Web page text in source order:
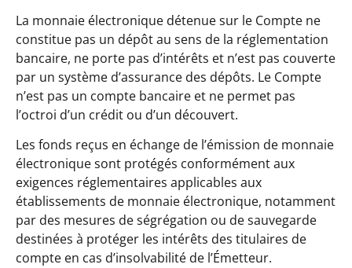
La monnaie électronique détenue sur le Compte ne
constitue pas un dépôt au sens de la réglementation
bancaire, ne porte pas d’intérêts et n’est pas couverte
par un système d’assurance des dépôts. Le Compte
n’est pas un compte bancaire et ne permet pas
l’octroi d’un crédit ou d’un découvert.
Les fonds reçus en échange de l’émission de monnaie
électronique sont protégés conformément aux
exigences réglementaires applicables aux
établissements de monnaie électronique, notamment
par des mesures de ségrégation ou de sauvegarde
destinées à protéger les intérêts des titulaires de
compte en cas d’insolvabilité de l’Émetteur.